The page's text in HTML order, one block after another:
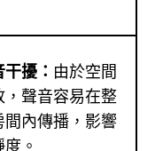
擾： 由於空間
，聲音容易在整
間內傳播，影響
。